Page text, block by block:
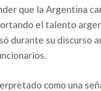
que la Argentina
el talento
durante su discurso
como una